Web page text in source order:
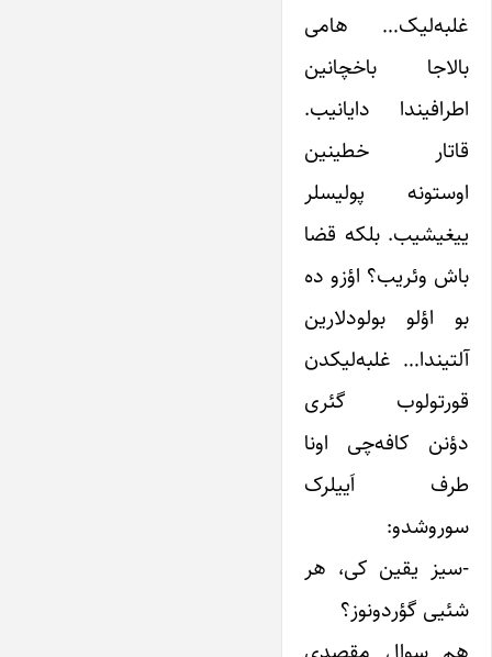
غلبه‌لیک… هامی
بالاجا باخچانین
اطرافیندا دایانیب.
قاتار خطینین
اوستونه پولیسلر
ییغیشیب. بلکه قضا
باش وئریب؟ اؤزو ده
بو اؤلو بولودلارین
آلتیندا… غلبه‌لیکدن
قورتولوب گئری
دؤنن کافه‌چی اونا
طرف اَییلرک
سوروشدو:
-سیز یقین کی، هر
شئیی گؤردونوز؟